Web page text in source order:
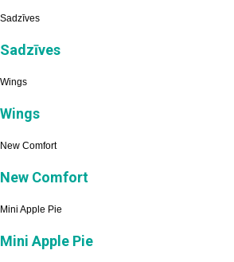
Sadzīves
Sadzīves
Wings
Wings
New Comfort
New Comfort
Mini Apple Pie
Mini Apple Pie